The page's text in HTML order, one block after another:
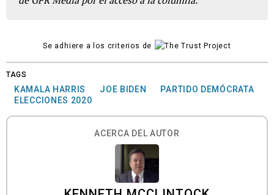
Se adhiere a los criterios de
TAGS
KAMALA HARRIS JOE BIDEN
PARTIDO DEMÓCRATA
ELECCIONES 2020
ACERCA DEL AUTOR